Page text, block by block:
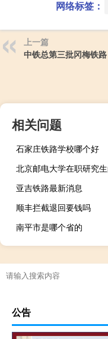
网络标签：
上一篇
中铁总第三批冈梅铁路
相关问题
石家庄铁路学校哪个好
亚吉铁路最新消息
顺丰拦截退回要钱吗
南平市是哪个省的
公告